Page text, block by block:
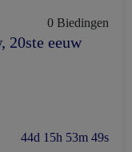
0 Biedingen
20ste eeuw
44d 15h 53m 48s